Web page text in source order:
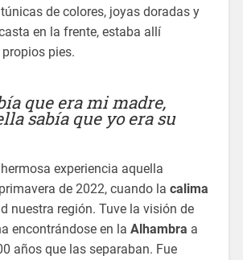
de colores, joyas doradas y
en la frente, estaba allí
pies.
que era mi madre,
sabía que yo era su
experiencia aquella
de 2022, cuando la calima
nuestra región. Tuve la visión de
encontrándose en la Alhambra a
años que las separaban. Fue